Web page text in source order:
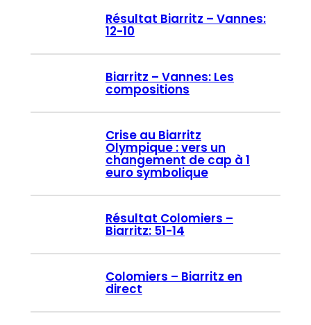
Résultat Biarritz – Vannes:
12-10
Biarritz – Vannes: Les
compositions
Crise au Biarritz
Olympique : vers un
changement de cap à 1
euro symbolique
Résultat Colomiers –
Biarritz: 51-14
Colomiers – Biarritz en
direct